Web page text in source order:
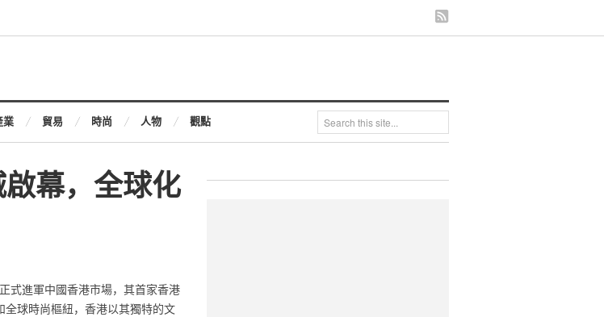
業 貿易 時尚 人物 觀點
幕，全球化
式進軍中國香港市場，其首家香港
球時尚樞紐，香港以其獨特的文